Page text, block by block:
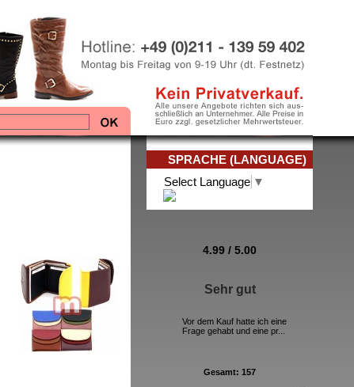
SPRACHE (LANGUAGE)
Select Language ▼
4.99 / 5.00
Sehr gut
Vor dem Kauf hatte ich eine
Frage gehabt und eine pr...
Gesamt: 157